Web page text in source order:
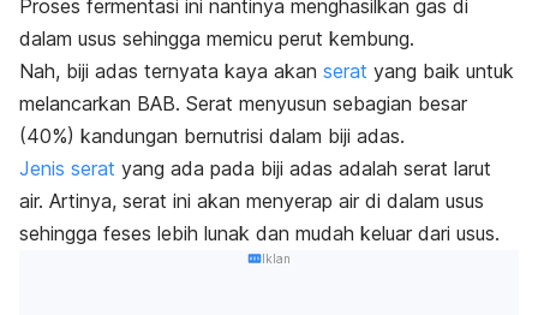
Proses fermentasi ini nantinya menghasilkan gas di
dalam usus sehingga memicu perut kembung.
Nah, biji adas ternyata kaya akan serat yang baik untuk
melancarkan BAB. Serat menyusun sebagian besar
(40%) kandungan bernutrisi dalam biji adas.
Jenis serat yang ada pada biji adas adalah serat larut
air. Artinya, serat ini akan menyerap air di dalam usus
sehingga feses lebih lunak dan mudah keluar dari usus.
Iklan